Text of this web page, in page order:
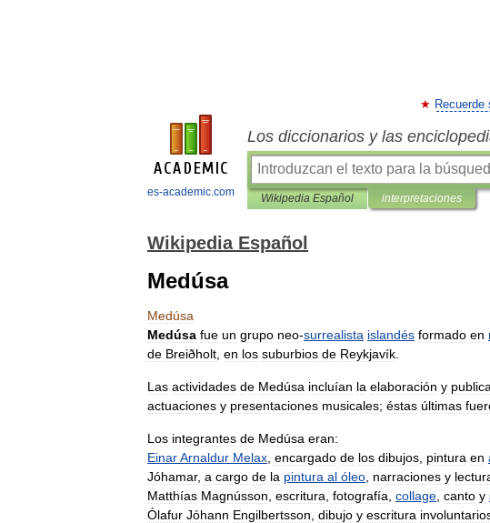
es-academic.com
Recuerde
Los diccionarios y las
Wikipedia Español interpretaciones
Wikipedia Español
Medúsa
Medúsa
Medúsa fue un grupo neo-surrealista islandés formado en
de Breiðholt en los suburbios de Reykjavík
Las actividades de Medúsa incluían la elaboración y
actuaciones y presentaciones musicales; éstas últimas
Los integrantes de Medúsa eran:
EinarArnaldur Melax encargado de los dibujos pintura en
Jóhamar, a cargo de la pintura al óleo narraciones y
Matthías Magnússon escritura fotografía collage canto y
Ólafur Jóhann Engilbertsson dibujo y escritura